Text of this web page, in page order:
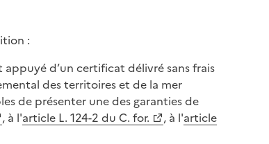
:
d’un certificat délivré sans frais
des territoires et de la mer
de présenter une des garanties de
, à l'article L. 124-2 du C. for. , à l'article